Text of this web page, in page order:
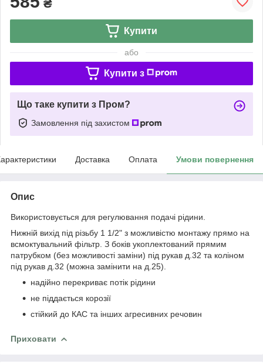
₴
Купити
або
Купити з
Що таке купити з Пром?
Замовлення під захистом
Доставка Оплата Умови повернення
Опис
Використовується для регулювання подачі рідини.
Нижній вихід під різьбу 1 1/2" з можливістю монтажу прямо на
всмоктувальний фільтр. З боків укоплектований прямим
патрубком (без можливості заміни) під рукав д.32 та коліном
під рукав д.32 (можна замінити на д.25).
надійно перекриває потік рідини
не піддається корозії
стійкий до КАС та інших агресивних речовин
Приховати